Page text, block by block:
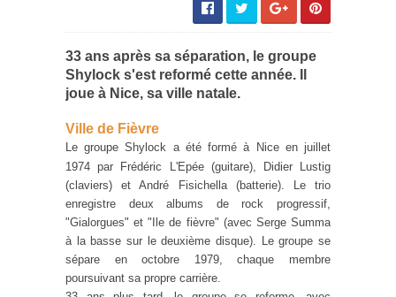
33 ans après sa séparation, l e groupe
Shylock s'est reformé cette année. Il
joue à Nice, sa ville natale.
Ville de Fièvre
Le groupeShylock a été formé à Nice en juillet
1974par Frédéric L'Epée (guitare), Didier Lustig
(claviers) et André Fisichella (batterie). Le trio
enregistre deux albums de rock progressif,
"Gialorgues" et "Ile de fièvre" (avec Serge Summa
à la basse sur le deuxième disque). Le groupe se
sépare en octobre 1979, chaque membre
poursuivant sa propre carrière.